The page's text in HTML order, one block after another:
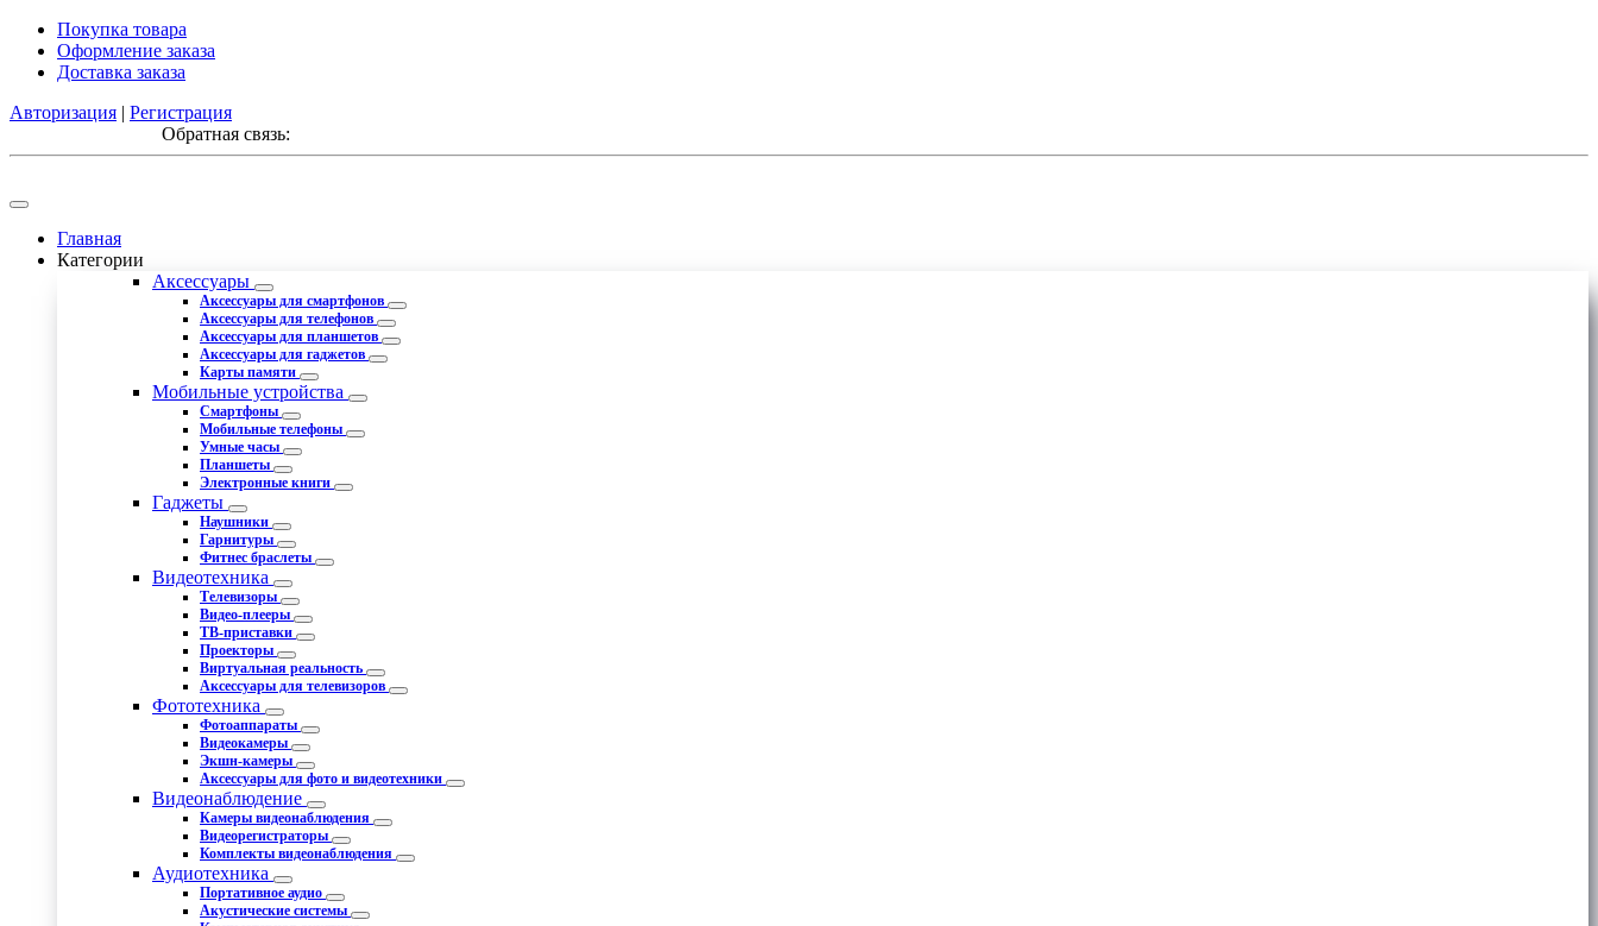
Покупка товара
Оформление заказа
Доставка заказа
Авторизация | Регистрация
Обратная связь:
Главная
Категории
Аксессуары
Аксессуары для смартфонов
Аксессуары для телефонов
Аксессуары для планшетов
Аксессуары для гаджетов
Карты памяти
Мобильные устройства
Смартфоны
Мобильные телефоны
Умные часы
Планшеты
Электронные книги
Гаджеты
Наушники
Гарнитуры
Фитнес браслеты
Видеотехника
Телевизоры
Видео-плееры
ТВ-приставки
Проекторы
Виртуальная реальность
Аксессуары для телевизоров
Фототехника
Фотоаппараты
Видеокамеры
Экшн-камеры
Аксессуары для фото и видеотехники
Видеонаблюдение
Камеры видеонаблюдения
Видеорегистраторы
Комплекты видеонаблюдения
Аудиотехника
Портативное аудио
Акустические системы